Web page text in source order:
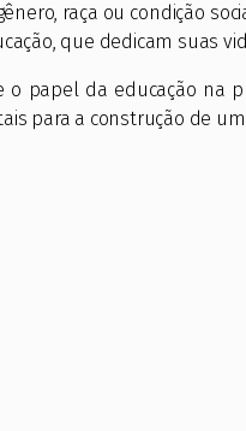
raça ou condição
que dedicam suas
papel da educação na
para a construção de